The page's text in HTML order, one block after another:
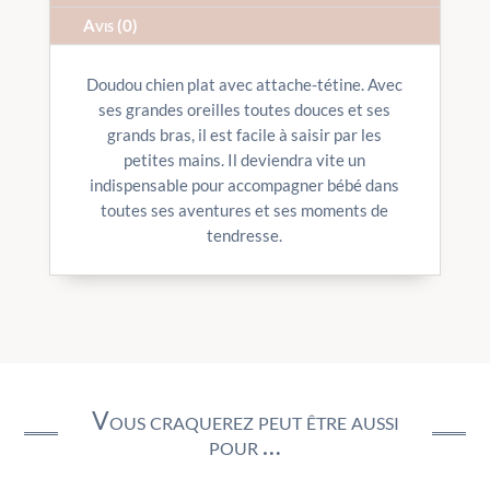
Avis (0)
Doudou chien plat avec attache-tétine. Avec
ses grandes oreilles toutes douces et ses
grands bras, il est facile à saisir par les
petites mains. Il deviendra vite un
indispensable pour accompagner bébé dans
toutes ses aventures et ses moments de
tendresse.
Vous craquerez peut être aussi
pour …